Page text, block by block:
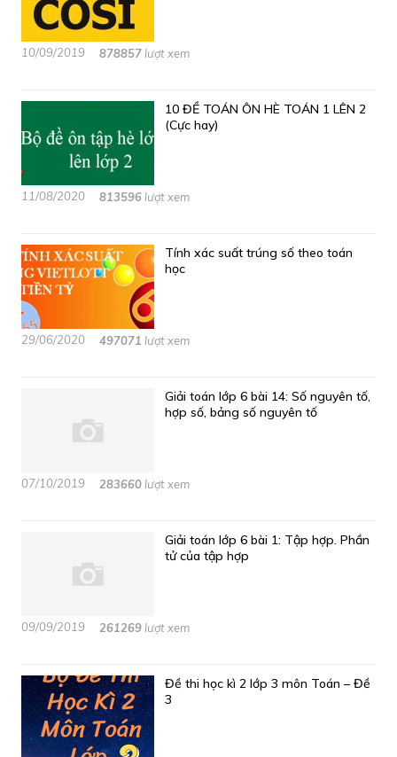
10/09/2019 878857 lượt xem
10 ĐỀ TOÁN ÔN HÈ TOÁN 1 LÊN 2
(Cực hay)
11/08/2020 813596 lượt xem
Tính xác suất trúng số theo toán
học
29/06/2020 497071 lượt xem
Giải toán lớp 6 bài 14: Số nguyên tố,
hợp số, bảng số nguyên tố
07/10/2019 283660 lượt xem
Giải toán lớp 6 bài 1: Tập hợp. Phần
tử của tập hợp
09/09/2019 261269 lượt xem
Đề thi học kì 2 lớp 3 môn Toán – Đề
3